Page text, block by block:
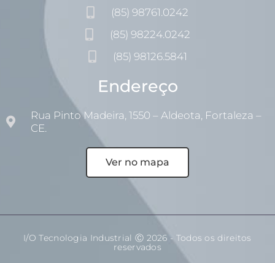
(85) 98761.0242
(85) 98224.0242
(85) 98126.5841
Endereço
Rua Pinto Madeira, 1550 – Aldeota, Fortaleza –
CE.
Ver no mapa
I/O Tecnologia Industrial Ⓒ 2026 - Todos os direitos
reservados